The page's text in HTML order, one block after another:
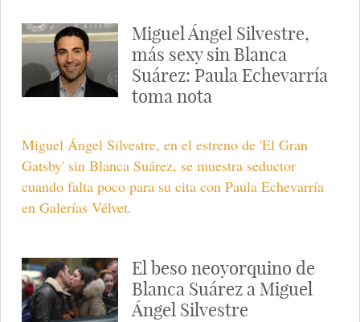
Miguel Ángel Silvestre,
más sexy sin Blanca
Suárez: Paula Echevarría
toma nota
Miguel Ángel Silvestre, en el estreno de 'El Gran
Gatsby' sin Blanca Suárez, se muestra seductor
cuando falta poco para su cita con Paula Echevarría
en Galerías Vélvet.
El beso neoyorquino de
Blanca Suárez a Miguel
Ángel Silvestre